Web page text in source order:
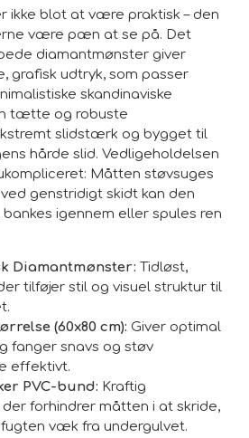
ikke blot at være praktisk – den
være pæn at se på. Det
diamantmønster giver
grafisk udtryk, som passer
skandinaviske
tætte og robuste
slidstærk og bygget til
hårde slid. Vedligeholdelsen
Måtten støvsuges
genstridigt skidt kan den
igennem eller spules ren
Diamantmønster: Tidløst,
tilføjer stil og visuel struktur til
(60x80 cm): Giver optimal
fanger snavs og støv
effektivt.
PVC-bund: Kraftig
forhindrer måtten i at skride,
væk fra undergulvet.